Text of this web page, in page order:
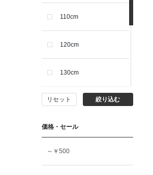
110cm
120cm
130cm
140cm
150cm
リセット 絞り込む
価格・セール
～￥500